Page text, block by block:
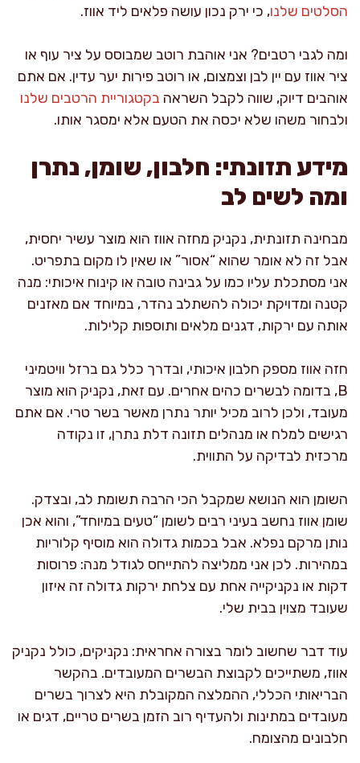
הסלטים שלנו, כי ירק נכון עושה פלאים ליד אווז.
ומה לגבי רטבים? אני אוהבת רוטב שמבוסס על ציר עוף או
ציר אווז עם יין לבן וצמצום, או רוטב פירות יער עדין. אם אתם
אוהבים דיוק, שווה לקבל השראה בקטגוריית הרטבים שלנו
ולבחור משהו שלא יכסה את הטעם אלא ימסגר אותו.
מידע תזונתי: חלבון, שומן, נתרן
ומה לשים לב
מבחינה תזונתית, נקניק מחזה אווז הוא מוצר עשיר יחסית,
אבל זה לא אומר שהוא “אסור” או שאין לו מקום בתפריט.
אני מסתכלת עליו כמו על גבינה טובה או קינוח איכותי: מנה
קטנה ומדויקת יכולה להשתלב נהדר, במיוחד אם מאזנים
אותה עם ירקות, דגנים מלאים ותוספות קלילות.
חזה אווז מספק חלבון איכותי, ובדרך כלל גם ברזל וויטמיני
B, בדומה לבשרים כהים אחרים. עם זאת, נקניק הוא מוצר
מעובד, ולכן לרוב מכיל יותר נתרן מאשר בשר טרי. אם אתם
רגישים למלח או מנהלים תזונה דלת נתרן, זו נקודה
מרכזית לבדיקה על התווית.
השומן הוא הנושא שמקבל הכי הרבה תשומת לב, ובצדק.
שומן אווז נחשב בעיני רבים לשומן “טעים במיוחד”, והוא אכן
נותן מרקם נפלא. אבל בכמות גדולה הוא מוסיף קלוריות
במהירות. לכן אני ממליצה להתייחס לגודל מנה: פרוסות
דקות או נקניקייה אחת עם צלחת ירקות גדולה זה איזון
שעובד מצוין בבית שלי.
עוד דבר שחשוב לומר בצורה אחראית: נקניקים, כולל נקניק
אווז, משתייכים לקבוצת הבשרים המעובדים. בהקשר
הבריאותי הכללי, ההמלצה המקובלת היא לצרוך בשרים
מעובדים במתינות ולהעדיף רוב הזמן בשרים טריים, דגים או
חלבונים מהצומח.